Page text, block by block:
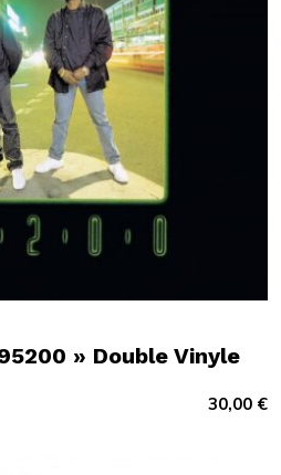
» Double Vinyle
30,00 €